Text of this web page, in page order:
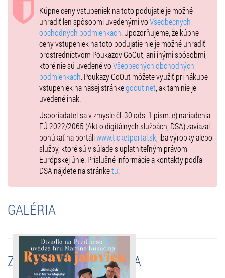
Kúpne ceny vstupeniek na toto podujatie je možné
uhradiť len spôsobmi uvedenými voVšeobecných
obchodných podmienkach. Upozorňujeme, že kúpne
ceny vstupeniek na toto podujatie nie je možné uhradiť
prostredníctvom Poukazov GoOut, ani inými spôsobmi,
ktoré nie sú uvedené voVšeobecných obchodných
podmienkach. Poukazy GoOut môžete využiť pri nákupe
vstupeniek na našej stránkegoout.net, ak tam nie je
uvedené inak.
Usporiadateľ sa v zmysle čl. 30 ods. 1 písm. e) nariadenia
EÚ 2022/2065 (Akt o digitálnych službách, DSA) zaviazal
ponúkať na portáliwww.ticketportal.sk, iba výrobky alebo
služby, ktoré sú v súlade s uplatniteľným právom
Európskej únie. Príslušné informácie a kontakty podľa
DSA nájdete na stránketu.
GALÉRIA
ZMENY A UPOZORNENIA